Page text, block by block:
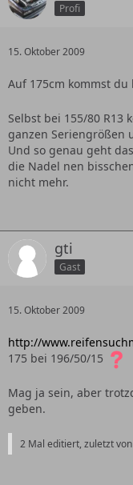
Profi
15. Oktober 2009
Auf 175cm kommst du
Selbst bei 155/80 R13
ganzen Seriengrößen
Und so genau geht
die Nadel nen
nicht mehr.
gti
Gast
15. Oktober 2009
http://
175 bei 196/50/15
Mag ja sein, aber
geben.
2 Mal editiert, zuletzt